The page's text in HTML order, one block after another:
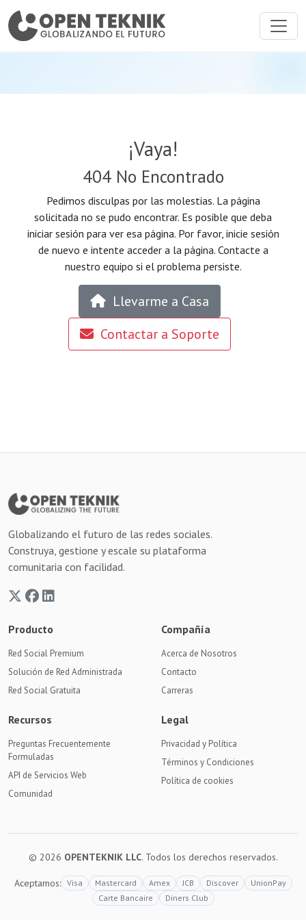
¡Vaya!
404 No Encontrado
Pedimos disculpas por las molestias. La página
solicitada no se pudo encontrar. Es posible que deba
iniciar sesión para ver esa página. Por favor, inicie sesión
de nuevo e intente acceder a la página. Contacte a
nuestro equipo si el problema persiste.
Llevarme a Casa
Contactar a Soporte
Globalizando el futuro de las redes sociales.
Construya, gestione y escale su plataforma
comunitaria con facilidad.
Producto
Red Social Premium
Solución de Red Administrada
Red Social Gratuita
Compañía
Acerca de Nosotros
Contacto
Carreras
Recursos
Preguntas Frecuentemente
Formuladas
API de Servicios Web
Comunidad
Legal
Privacidad y Política
Términos y Condiciones
Política de cookies
© 2026 OPENTEKNIK LLC. Todos los derechos reservados.
Aceptamos: Visa Mastercard Amex JCB Discover
UnionPay
Carte Bancaire
Diners Club